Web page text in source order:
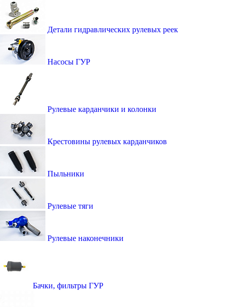
Детали гидравлических рулевых реек
Насосы ГУР
Рулевые карданчики и колонки
Крестовины рулевых карданчиков
Пыльники
Рулевые тяги
Рулевые наконечники
Бачки, фильтры ГУР